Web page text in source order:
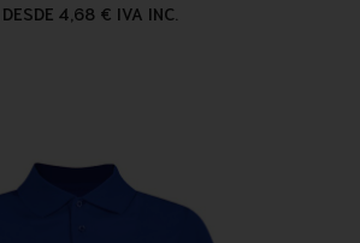
DESDE 4,68 € IVA INC.